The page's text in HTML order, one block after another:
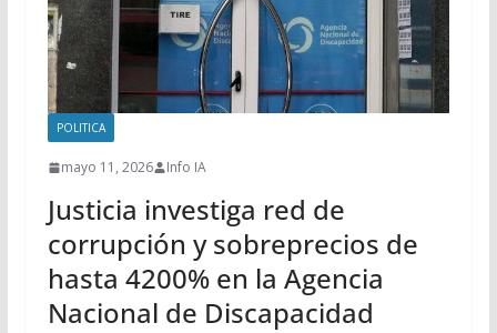
POLITICA
mayo 11, 2026 Info IA
Justicia investiga red de
corrupción y sobreprecios de
hasta 4200% en la Agencia
Nacional de Discapacidad